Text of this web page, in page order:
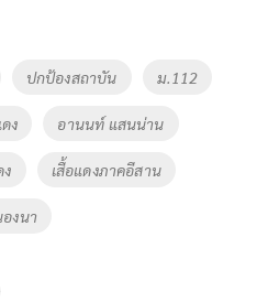
ปกป้องสถาบัน ม.112
ง อานนท์ แสนน่าน
ง เสื้อแดงภาคอีสาน
งนา